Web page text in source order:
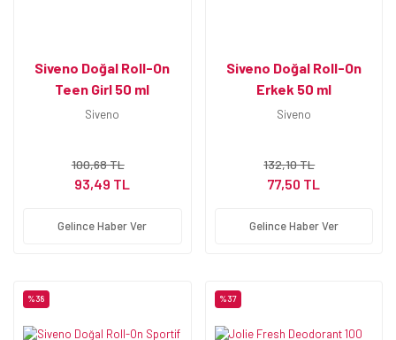
Siveno Doğal Roll-On
Teen Girl 50 ml
Siveno
100,68 TL
93,49 TL
Gelince Haber Ver
Siveno Doğal Roll-On
Erkek 50 ml
Siveno
132,10 TL
77,50 TL
Gelince Haber Ver
%38 %37